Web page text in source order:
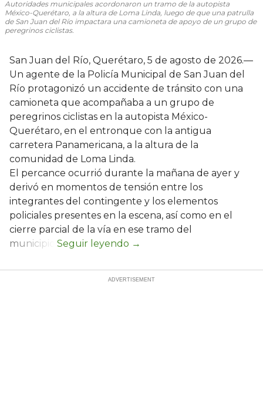
Autoridades municipales acordonaron un tramo de la autopista
México-Querétaro, a la altura de Loma Linda, luego de que una patrulla
de San Juan del Río impactara una camioneta de apoyo de un grupo de
peregrinos ciclistas.
San Juan del Río, Querétaro, 5 de agosto de 2026.—
Un agente de la Policía Municipal de San Juan del
Río protagonizó un accidente de tránsito con una
camioneta que acompañaba a un grupo de
peregrinos ciclistas en la autopista México-
Querétaro, en el entronque con la antigua
carretera Panamericana, a la altura de la
comunidad de Loma Linda.
El percance ocurrió durante la mañana de ayer y
derivó en momentos de tensión entre los
integrantes del contingente y los elementos
policiales presentes en la escena, así como en el
cierre parcial de la vía en ese tramo del
municipio.